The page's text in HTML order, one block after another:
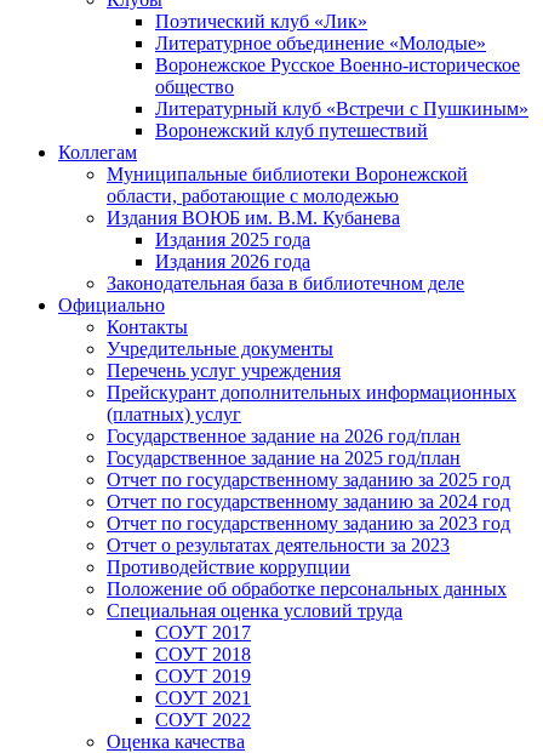
Поэтический клуб «Лик»
Литературное объединение «Молодые»
Воронежское Русское Военно-историческое
общество
Литературный клуб «Встречи с Пушкиным»
Воронежский клуб путешествий
Коллегам
Муниципальные библиотеки Воронежской
области, работающие с молодежью
Издания ВОЮБ им. В.М. Кубанева
Издания 2025 года
Издания 2026 года
Законодательная база в библиотечном деле
Официально
Контакты
Учредительные документы
Перечень услуг учреждения
Прейскурант дополнительных информационных
(платных) услуг
Государственное задание на 2026 год/план
Государственное задание на 2025 год/план
Отчет по государственному заданию за 2025 год
Отчет по государственному заданию за 2024 год
Отчет по государственному заданию за 2023 год
Отчет о результатах деятельности за 2023
Противодействие коррупции
Положение об обработке персональных данных
Специальная оценка условий труда
СОУТ 2017
СОУТ 2018
СОУТ 2019
СОУТ 2021
СОУТ 2022
Оценка качества